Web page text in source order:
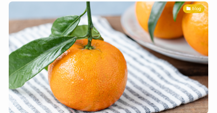
blog